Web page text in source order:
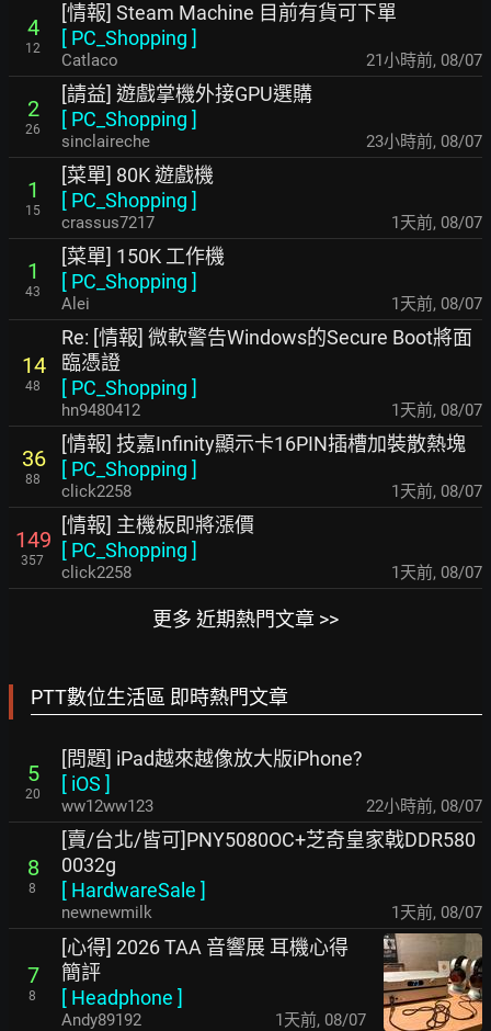
4
12
[情報] Steam Machine 目前有貨可下單
[ PC_Shopping ]
Catlaco 21小時前, 08/07
2
26
[請益] 遊戲掌機外接GPU選購
[ PC_Shopping ]
sinclaireche 23小時前, 08/07
1
15
[菜單] 80K 遊戲機
[ PC_Shopping ]
crassus7217 1天前, 08/07
1
43
[菜單] 150K 工作機
[ PC_Shopping ]
Alei 1天前, 08/07
14
48
Re: [情報] 微軟警告Windows的Secure Boot將面
臨憑證
[ PC_Shopping ]
hn9480412 1天前, 08/07
36
88
[情報] 技嘉Infinity顯示卡16PIN插槽加裝散熱塊
[ PC_Shopping ]
click2258 1天前, 08/07
149
357
[情報] 主機板即將漲價
[ PC_Shopping ]
click2258 1天前, 08/07
更多 近期熱門文章 >>
PTT數位生活區 即時熱門文章
5
20
[問題] iPad越來越像放大版iPhone?
[ iOS ]
ww12ww123 22小時前, 08/07
8
8
[賣/台北/皆可]PNY5080OC+芝奇皇家戟DDR580
0032g
[ HardwareSale ]
newnewmilk 1天前, 08/07
7
8
[心得] 2026 TAA 音響展 耳機心得
簡評
[ Headphone ]
Andy89192 1天前, 08/07